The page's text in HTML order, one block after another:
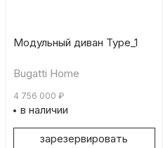
Модульный диван Type_1
Bugatti Home
4 756 000 ₽
в наличии
зарезервировать